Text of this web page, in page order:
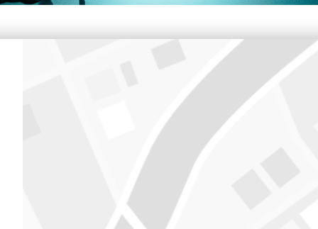
258 Semper Vivens, Prom. du Tovière, 73320 Tignes
Notre bureau de Tignes le Lac est ouvert l'hiver tous les jours
l'été tout les jours du 15 juin au 4 septembre 2026 de 9h à 18h30
Voir sur Google Maps
Immeuble Le Sefcotel, 73320 Tignes
Notre bureau de Tignes Val Claret est ouvert seulement l'hiver